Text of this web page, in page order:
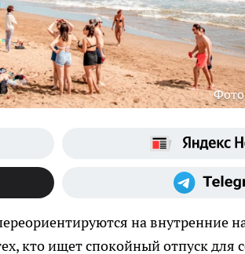
Фото
на внутренние
кто ищет спокойный отпуск для